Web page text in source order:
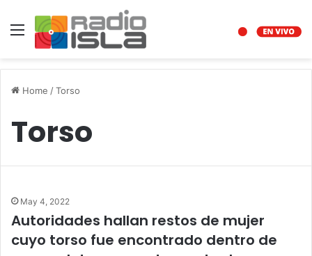
Menu
Home /Torso
Torso
May 4, 2022
Autoridades hallan restos de mujer
cuyo torso fue encontrado dentro de